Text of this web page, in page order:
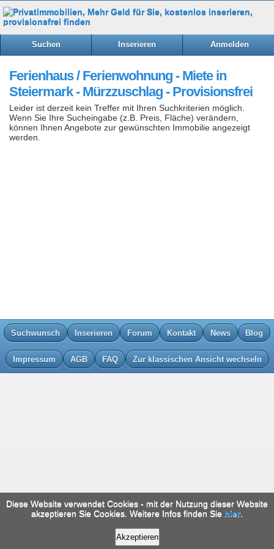
Suchen Inserieren Anmelden
Ferienhaus / Ferienwohnung - Miete in
Steiermark - Mürzzuschlag - Provisionsfrei
Leider ist derzeit kein Treffer mit Ihren Suchkriterien möglich.
Wenn Sie Ihre Sucheingabe (z.B. Preis, Fläche) verändern,
können Ihnen Angebote zur gewünschten Immobilie angezeigt
werden.
Suchwunsch Inserieren Forum Kontakt News Blog
Impressum AGB FAQ Zur klassischen Ansicht wechseln
Diese Website verwendet Cookies - mit der Nutzung dieser Website
akzeptieren Sie Cookies. Weitere Infos finden Sie hier.